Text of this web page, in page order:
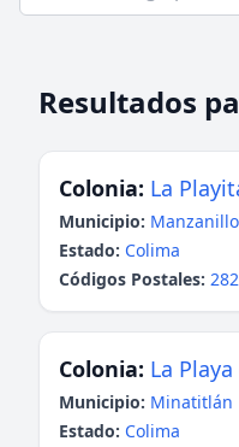
Resultados
Colonia: La
Municipio: Manzanillo
Estado: Colima
Códigos Postales:
Colonia: La
Municipio: Minatitlán
Estado: Colima